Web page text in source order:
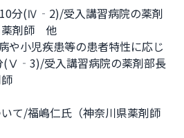
分(Ⅳ‐2)/受入講習病院の薬剤
剤師　他
小児疾患等の患者特性に応じ
(Ⅴ‐3)/受入講習病院の薬剤部長
て/福嶋仁氏（神奈川県薬剤師